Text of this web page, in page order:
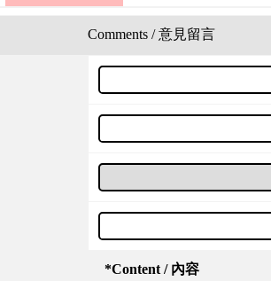
Comments / 意見留言
*Content / 內容